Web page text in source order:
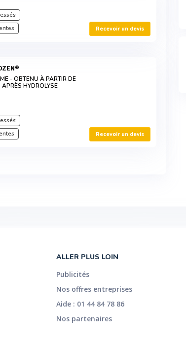
Recevoir un devis
- OBTENU À PARTIR DE
HYDROLYSE
Recevoir un devis
ALLER PLUS LOIN
Publicités
Nos offres entreprises
Aide : 01 44 84 78 86
Nos partenaires